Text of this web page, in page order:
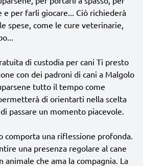
e per farli giocare... Ciò richiederà
spese, come le cure veterinarie,
di custodia per cani Ti presto
con dei padroni di cani a Malgolo
tutto il tempo come
di orientarti nella scelta
passare un momento piacevole.
comporta una riflessione profonda.
una presenza regolare al cane
animale che ama la compagnia. La